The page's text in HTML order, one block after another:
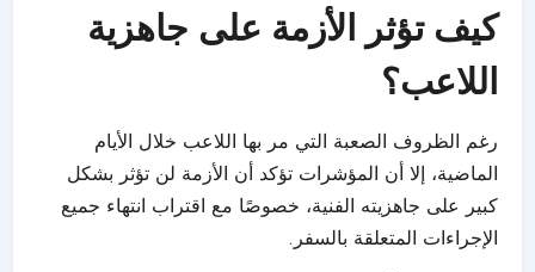
كيف تؤثر الأزمة على جاهزية
اللاعب؟
رغم الظروف الصعبة التي مر بها اللاعب خلال الأيام
الماضية، إلا أن المؤشرات تؤكد أن الأزمة لن تؤثر بشكل
كبير على جاهزيته الفنية، خصوصًا مع اقتراب انتهاء جميع
الإجراءات المتعلقة بالسفر.